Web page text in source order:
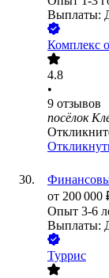
Выплаты:
Комплекс
4.8
•
9 отзывов
посёлок
от 200 000
Опыт 3-6
Выплаты:
Туррис